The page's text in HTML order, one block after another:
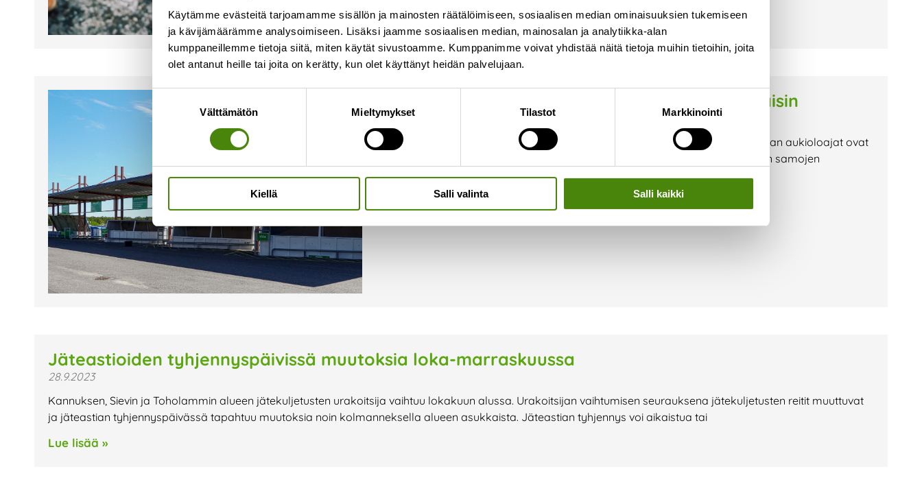
Käytämme evästeitä tarjoamamme sisällön ja mainosten räätälöimiseen, sosiaalisen median ominaisuuksien tukemiseen
ja kävijämäärämme analysoimiseen. Lisäksi jaamme sosiaalisen median, mainosalan ja analytiikka-alan
kumppaneillemme tietoja siitä, miten käytät sivustoamme. Kumppanimme voivat yhdistää näitä tietoja muihin tietoihin, joita
olet antanut heille tai joita on kerätty, kun olet käyttänyt heidän palvelujaan.
valinta
Välttämätön Mieltymykset Tilastot Markkinointi
Kiellä Salli valinta Salli kaikki
Ylivieskan lajittelupiha auki lokakuussa lauantaisin
6.10.2023
Ylivieskan lajittelupiha on avoinna lokakuun ajan myös lauantaisin. Lajittelupihan aukioloajat ovat
lokakuussa seuraavat: ma-pe klo 8-17 la klo 8-13 Vaihtorille pääsee asioimaan samojen
aukioloaikojen mukaisesti. Raskaan kaluston vaaka-asema on lauantaisin
Lue lisää »
Jäteastioiden tyhjennyspäivissä muutoksia loka-marraskuussa
28.9.2023
Kannuksen, Sievin ja Toholammin alueen jätekuljetusten urakoitsija vaihtuu lokakuun alussa. Urakoitsijan vaihtumisen seurauksena jätekuljetusten reitit muuttuvat
ja jäteastian tyhjennyspäivässä tapahtuu muutoksia noin kolmanneksella alueen asukkaista. Jäteastian tyhjennys voi aikaistua tai
Lue lisää »